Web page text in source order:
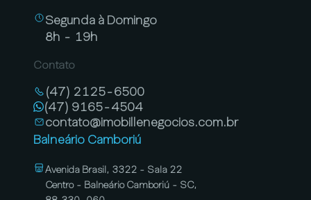
Segunda à Domingo
8h - 19h
Contato
(47) 2125-6500
(47) 9165-4504
contato@imobillenegocios.com.br
Balneário Camboriú
Avenida Brasil, 3322 - Sala 22
Centro - Balneário Camboriú - SC,